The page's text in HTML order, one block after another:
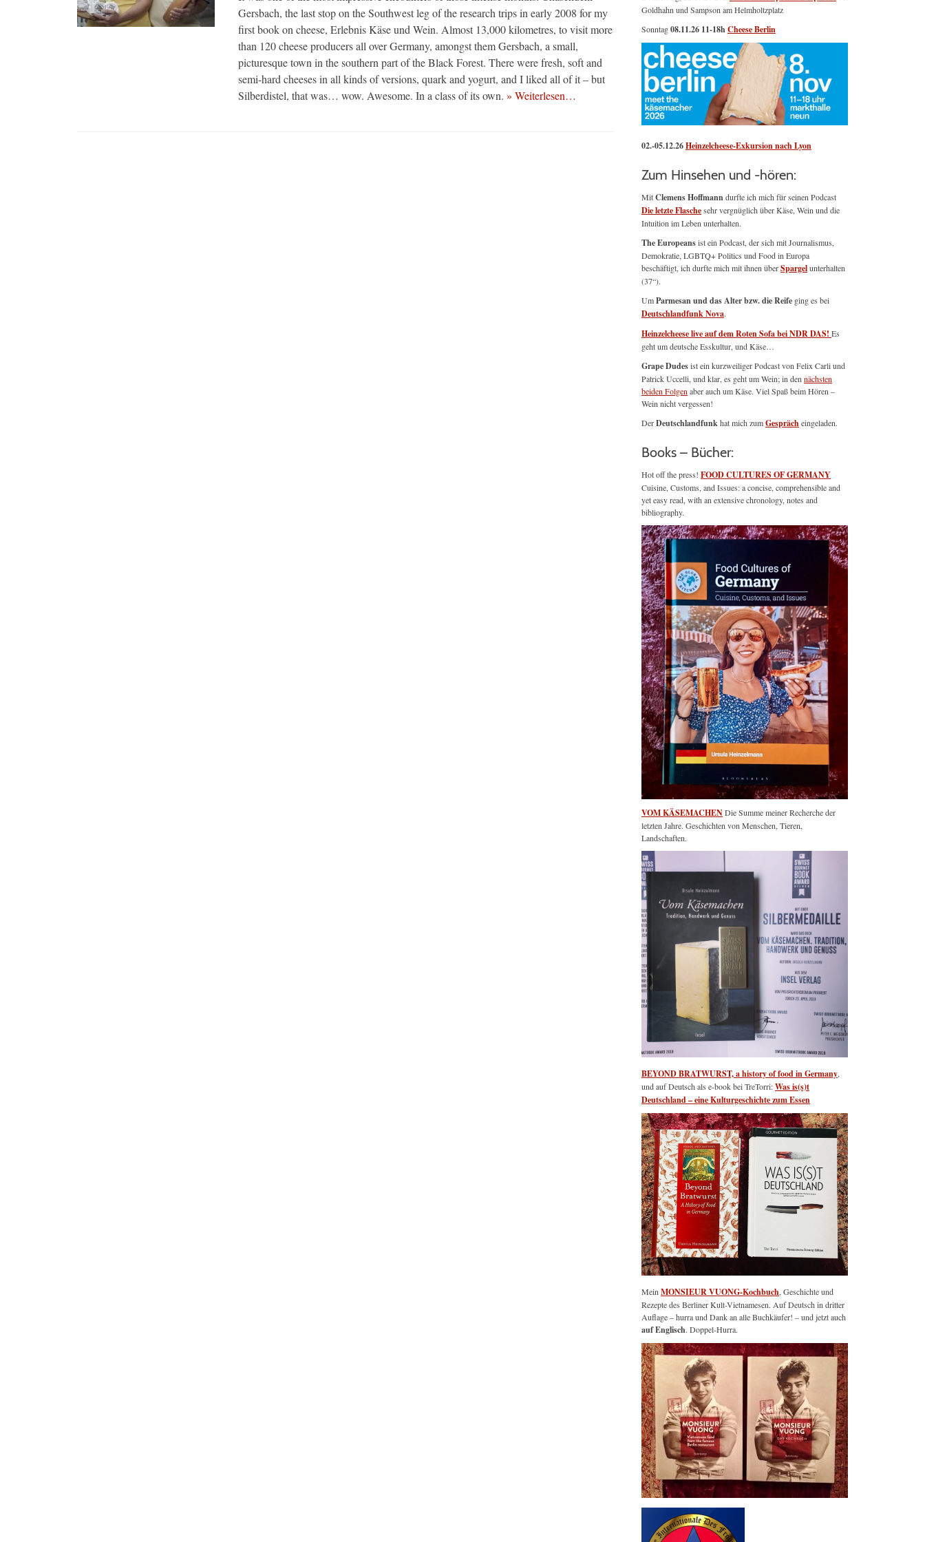
Gersbach, the last stop on the Southwest leg of the research trips in early 2008 for my
first book on cheese, Erlebnis Käse und Wein. Almost 13,000 kilometres, to visit more
than 120 cheese producers all over Germany, amongst them Gersbach, a small,
picturesque town in the southern part of the Black Forest. There were fresh, soft and
semi-hard cheeses in all kinds of versions, quark and yogurt, and I liked all of it – but
Silberdistel, that was… wow. Awesome. In a class of its own. » Weiterlesen…
Goldhahn und Sampson am Helmholtzplatz
Sonntag08.11.26 11-18hCheese Berlin
02.-05.12.26Heinzelcheese-Exkursion nach Lyon
Zum Hinsehen und -hören:
MitClemens Hoffmanndurfte ich mich für seinen Podcast
Die letzte Flaschesehr vergnüglich über Käse, Wein und die
Intuition im Leben unterhalten.
The Europeansist ein Podcast, der sich mit Journalismus,
Demokratie, LGBTQ+ Politics und Food in Europa
beschäftigt, ich durfte mich mit ihnen überSpargelunterhalten
(37“).
UmParmesan und das Alter bzw. die Reife ging es bei
Deutschlandfunk Nova.
Heinzelcheese live auf dem Roten Sofa bei NDR DAS! Es
geht um deutsche Esskultur, und Käse…
Grape Dudesist ein kurzweiliger Podcast von Felix Carli und
Patrick Uccelli, und klar, es geht um Wein; in den nächsten
beiden Folgen aber auch um Käse. Viel Spaß beim Hören –
Wein nicht vergessen!
DerDeutschlandfunkhat mich zumGesprächeingeladen.
Books – Bücher:
Hot off the press! FOOD CULTURES OF GERMANY
Cuisine, Customs, and Issues: a concise, comprehensible and
yet easy read, with an extensive chronology, notes and
bibliography.
VOM KÄSEMACHENDie Summe meiner Recherche der
letzten Jahre. Geschichten von Menschen, Tieren,
Landschaften.
BEYOND BRATWURST, a history of food in Germany
und auf Deutsch als e-book bei TreTorri:Was is(s)t
Deutschland – eine Kulturgeschichte zum Essen
Mein MONSIEUR VUONG-Kochbuch , Geschichte und
Rezepte des Berliner Kult-Vietnamesen. Auf Deutsch in dritter
Auflage – hurra und Dank an alle Buchkäufer! – und jetzt auch
auf Englisch. Doppel-Hurra.